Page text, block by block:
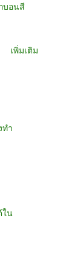
บอนสี
เพิ่มเติม
ทำ
ใน